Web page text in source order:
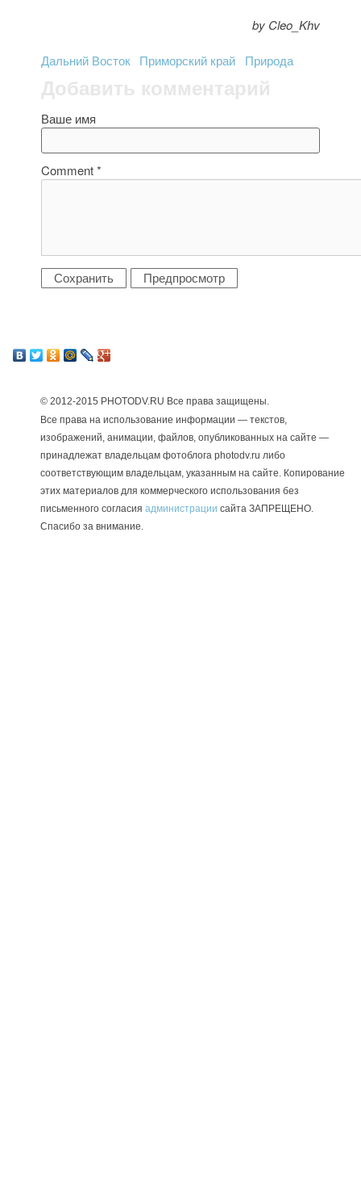
by Cleo_Khv
Дальний Восток Приморский край Природа
Добавить комментарий
Ваше имя
Comment*
© 2012-2015 PHOTODV.RU Все права защищены.
Все права на использование информации — текстов,
изображений, анимации, файлов, опубликованных на сайте —
принадлежат владельцам фотоблога photodv.ru либо
соответствующим владельцам, указанным на сайте. Копирование
этих материалов для коммерческого использования без
письменного согласия администрации сайта ЗАПРЕЩЕНО.
Спасибо за внимание.